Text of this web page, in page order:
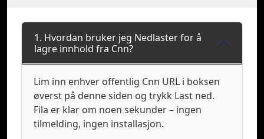
1. Hvordan bruker jeg Nedlaster for å
lagre innhold fra Cnn?
Lim inn enhver offentlig Cnn URL i boksen
øverst på denne siden og trykk Last ned.
Fila er klar om noen sekunder – ingen
tilmelding, ingen installasjon.